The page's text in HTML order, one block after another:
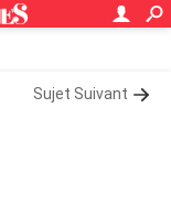
Sujet Suivant